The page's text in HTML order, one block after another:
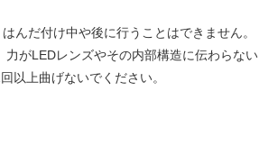
んだ付け中や後に行うことはできませ
がLEDレンズやその内部構造に伝わら
以上曲げないでください。